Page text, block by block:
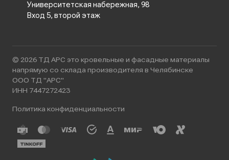
Университетская набережная, 98
Вход 5, второй этаж
© 2026 ТД АРС это кровельные и фасадные материалы
напрямую со склада производителя в Челябинске
ООО ТД "АРС"
ИНН 7447272423
Политика конфиденциальности